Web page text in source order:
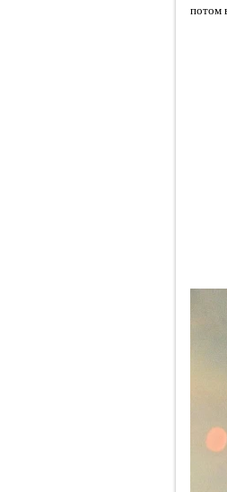
потом